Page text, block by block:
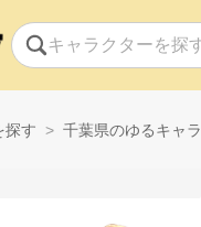
探す 千葉県のゆるキャラ